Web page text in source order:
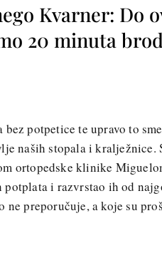
Kvarner: Do
20 minuta
bez potpetice te upravo to
naših stopala i kralježnice.
ortopedske klinike
i razvrstao ih od
preporučuje, a koje su